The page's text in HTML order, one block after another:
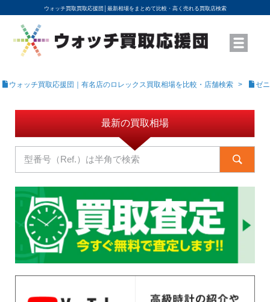
ウォッチ買取買取応援団│ 最新相場をまとめて比較・高く売れる買取店検索
YouTubeで動画を公開中
ROLEXモデル名から買取相場を調べる
高級時計ブランド名から買取相場を調べる
地域から買取店を探す
店舗名から買取店を探す
ブランド時計を高く売る方法
買取査定を依頼する
ウォッチ買取応援団｜有名店のロレックス買取相場を比較・店舗検索 ゼ
最新の買取相場